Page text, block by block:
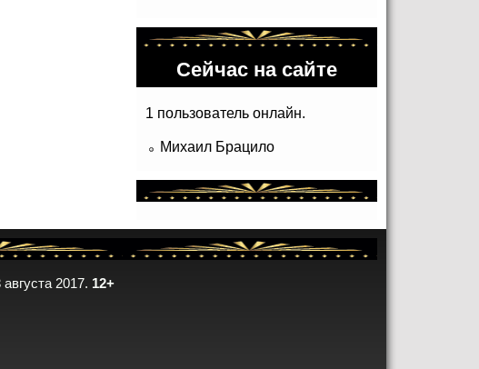
Сейчас на сайте
1 пользователь онлайн.
Михаил Брацило
2017. 12+